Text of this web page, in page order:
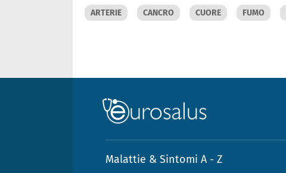
ARTERIE CANCRO CUORE FUMO
Malattie & Sintomi A - Z